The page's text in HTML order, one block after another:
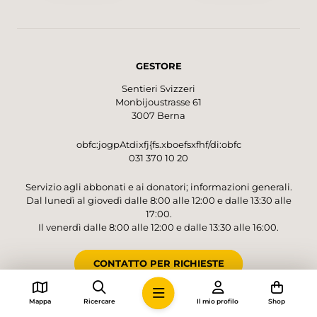
plötzlich der Autobahneinfahrt von St-Ursanne
gegenüber. Ein kurzer, lauter Abschnitt, bevor
die Wanderung mit dem imposanten
Eisenbahnviadukt Combe Maran, der
weiter flussabwärts gelegenen Altstädtchen
nochmals einige Höhepunkte liefert.
GESTORE
Sentieri Svizzeri
Monbijoustrasse 61
3007 Berna
obfc:jogpAtdixfj{fs.xboefsxfhf/di:obfc
031 370 10 20
Servizio agli abbonati e ai donatori; informazioni generali.
Dal lunedì al giovedì dalle 8:00 alle 12:00 e dalle 13:30 alle
17:00.
Il venerdì dalle 8:00 alle 12:00 e dalle 13:30 alle 16:00.
CONTATTO PER RICHIESTE
Mappa Ricercare Il mio profilo Shop